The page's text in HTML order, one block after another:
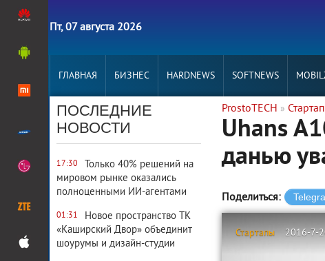
Пт, 07 августа 2026
ГЛАВНАЯ БИЗНЕС HARDNEWS SOFTNEWS
ПОСЛЕДНИЕ
НОВОСТИ
17:30
Только 40% решений на
мировом рынке оказались
полноценными ИИ-агентами
01:31
Новое пространство ТК
«Каширский Двор» объединит
шоурумы и дизайн-студии
ProstoTECH »
Uhans
данью
Поделиться:
Стартапы 2016-7-